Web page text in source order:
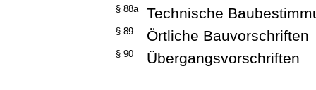
§ 88a Technische
§ 89 Örtliche Bauvorschriften
§ 90 Übergangsvorschriften